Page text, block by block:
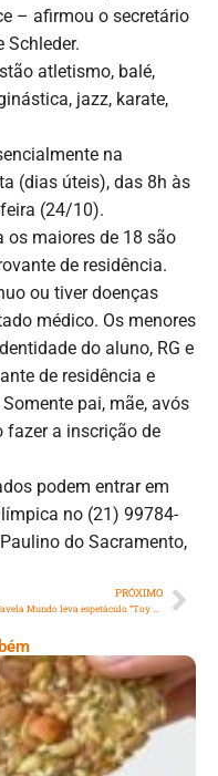
– afirmou o secretário
Schleder.
atletismo, balé,
jazz, karate,
na
(dias úteis), das 8h às
(24/10).
os maiores de 18 são
de residência.
ou tiver doenças
médico. Os menores
do aluno, RG e
de residência e
pai, mãe, avós
fazer a inscrição de
podem entrar em
no (21) 99784-
do Sacramento,
PRÓXIMO
Sementes